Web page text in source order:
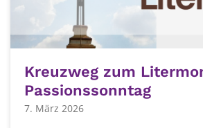
Kreuzweg zum
Passionssonntag
7. März 2026